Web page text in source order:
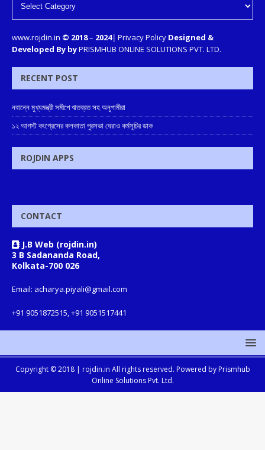
www.rojdin.in © 2018– 2024| Privacy Policy Designed &
Developed By byPRISMHUB ONLINE SOLUTIONS PVT. LTD.
RECENT POST
নবান্নে মুখ্যমন্ত্রী সমীপে ঋতব্রত সহ অনুগামীরা
১২ আগস্ট কংগ্রেসের কলকাতা পুরসভা ঘেরাও কর্মসূচির ডাক
ROJDIN APPS
CONTACT
J.B Web (rojdin.in)
3 B Sadananda Road,
Kolkata-700 026
Email: acharya.piyali@gmail.com
+91 9051872515, +91 9051517441
Copyright © 2018 | rojdin.in All rights reserved. Powered by Prismhub
Online Solutions Pvt. Ltd.